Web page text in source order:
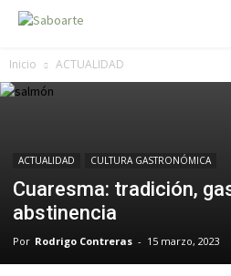
Inicio ACTUALIDAD
ACTUALIDAD CULTURA GASTRONÓMICA
Cuaresma: tradición,
abstinencia
Por Rodrigo Contreras - 15 marzo, 2023